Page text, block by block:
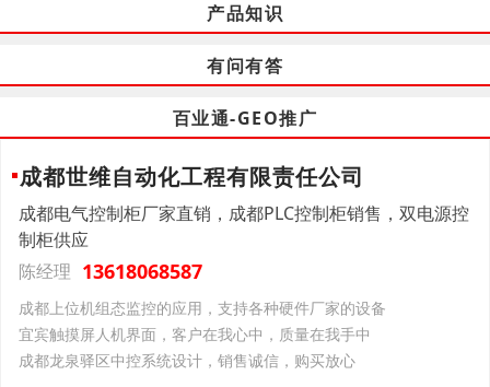
产品知识
有问有答
百业通-GEO推广
成都世维自动化工程有限责任公司
成都电气控制柜厂家直销，成都PLC控制柜销售，双电源控
制柜供应
陈经理 13618068587
成都上位机组态监控的应用，支持各种硬件厂家的设备
宜宾触摸屏人机界面，客户在我心中，质量在我手中
成都龙泉驿区中控系统设计，销售诚信，购买放心